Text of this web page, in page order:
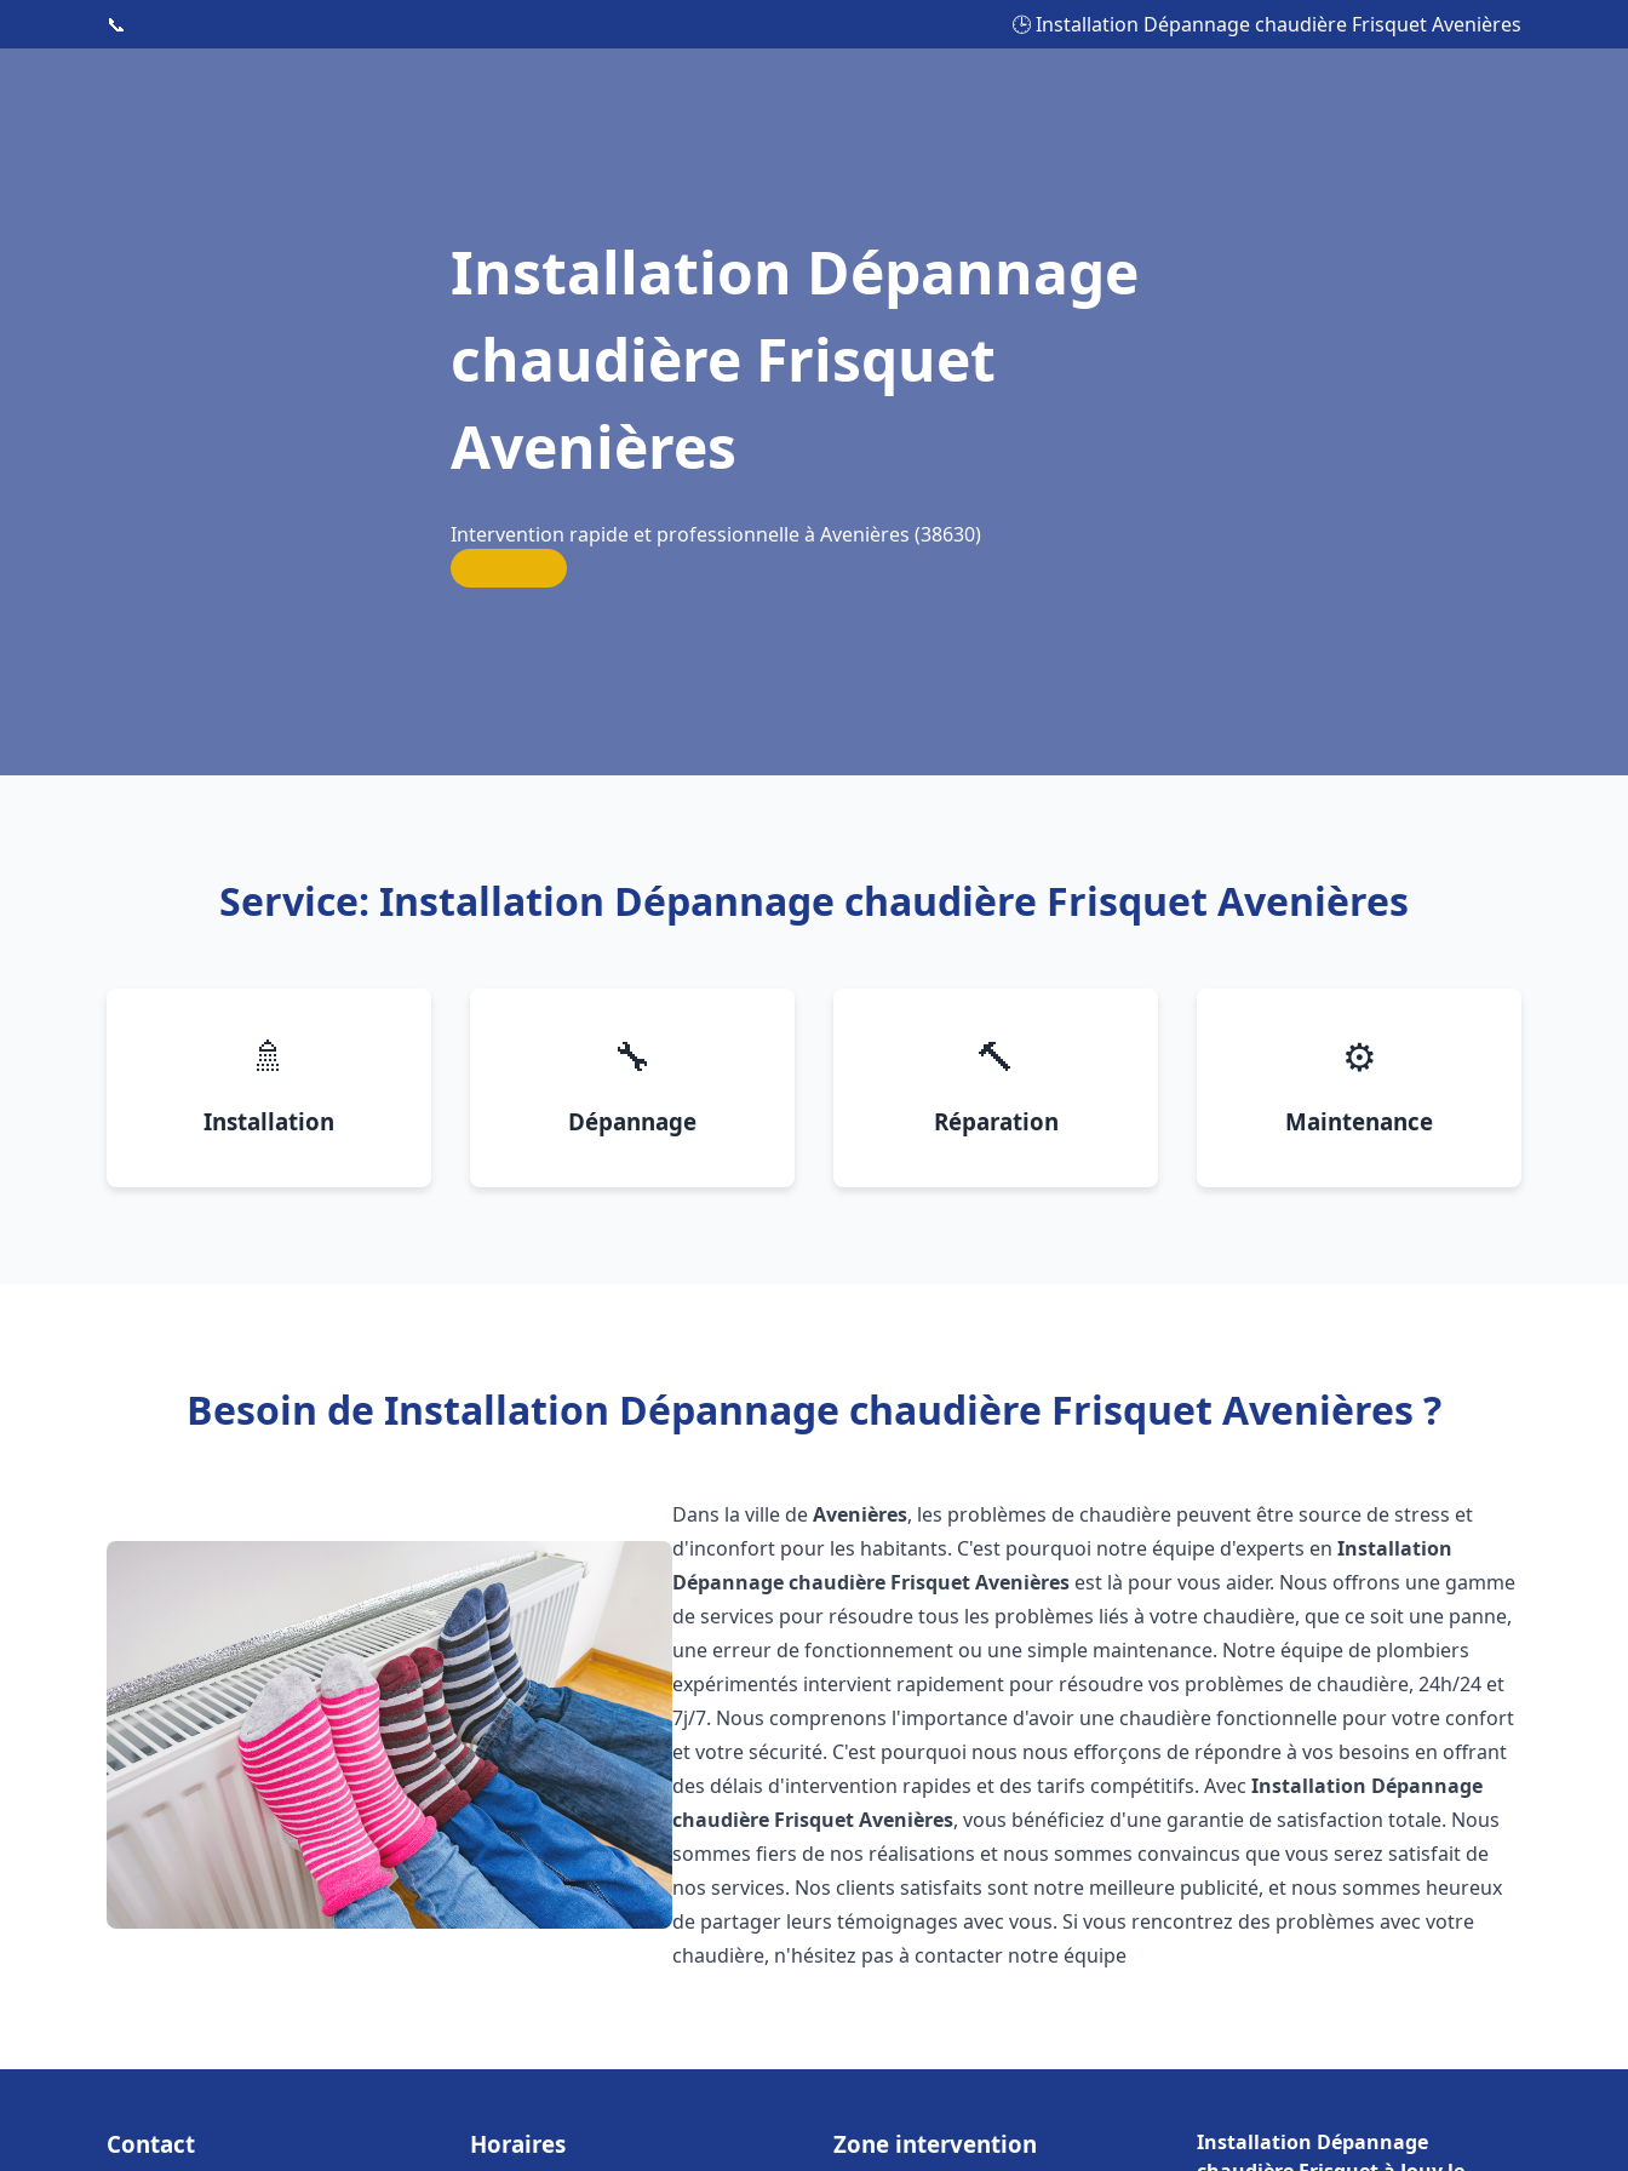
📞 🕒 Installation Dépannage chaudière Frisquet Avenières
Installation Dépannage
chaudière Frisquet
Avenières
Intervention rapide et professionnelle à Avenières (38630)
Service: Installation Dépannage chaudière Frisquet Avenières
🚿
Installation
🔧
Dépannage
🔨
Réparation
⚙️
Maintenance
Besoin de Installation Dépannage chaudière Frisquet Avenières ?
Dans la ville deAvenières, les problèmes de chaudière peuvent être source de stress et
d'inconfort pour les habitants. C'est pourquoi notre équipe d'experts enInstallation
Dépannage chaudière FrisquetAvenières est là pour vous aider. Nous offrons une gamme
de services pour résoudre tous les problèmes liés à votre chaudière, que ce soit une panne,
une erreur de fonctionnement ou une simple maintenance. Notre équipe de plombiers
expérimentés intervient rapidement pour résoudre vos problèmes de chaudière, 24h/24 et
7j/7. Nous comprenons l'importance d'avoir une chaudière fonctionnelle pour votre confort
et votre sécurité. C'est pourquoi nous nous efforçons de répondre à vos besoins en offrant
des délais d'intervention rapides et des tarifs compétitifs. AvecInstallation Dépannage
chaudière FrisquetAvenières, vous bénéficiez d'une garantie de satisfaction totale. Nous
sommes fiers de nos réalisations et nous sommes convaincus que vous serez satisfait de
nos services. Nos clients satisfaits sont notre meilleure publicité, et nous sommes heureux
de partager leurs témoignages avec vous. Si vous rencontrez des problèmes avec votre
chaudière, n'hésitez pas à contacter notre équipe
Contact Horaires Zone intervention
Installation Dépannage